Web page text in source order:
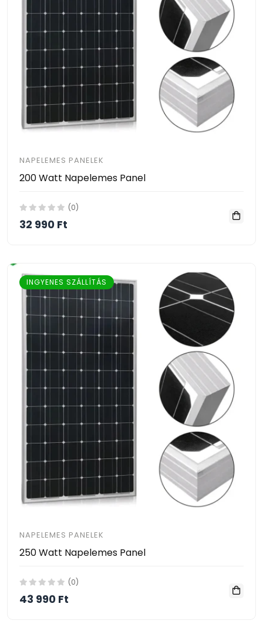
NAPELEMES PANELEK
200 Watt Napelemes Panel
(0)
32 990 Ft
INGYENES SZÁLLÍTÁS
NAPELEMES PANELEK
250 Watt Napelemes Panel
(0)
43 990 Ft